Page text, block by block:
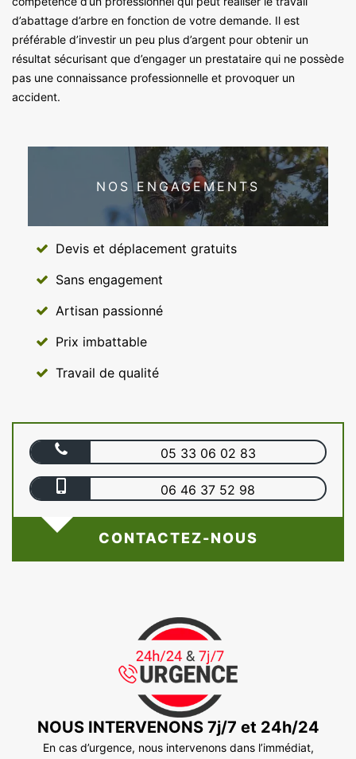
d’abattage d’arbre en fonction de votre demande. Il est
préférable d’investir un peu plus d’argent pour obtenir un
résultat sécurisant que d’engager un prestataire qui ne possède
pas une connaissance professionnelle et provoquer un
accident.
NOS ENGAGEMENTS
Devis et déplacement gratuits
Sans engagement
Artisan passionné
Prix imbattable
Travail de qualité
05 33 06 02 83
06 46 37 52 98
CONTACTEZ-NOUS
NOUS INTERVENONS 7j/7 et 24h/24
En cas d’urgence, nous intervenons dans l’immédiat,